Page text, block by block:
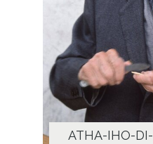
ATHA-IHO-DI-